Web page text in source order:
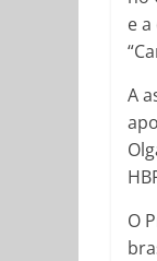
e
A
O